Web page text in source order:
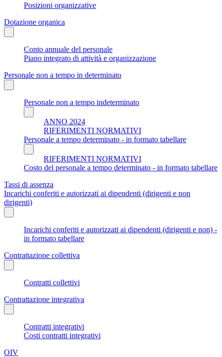
Posizioni organizzative
Dotazione organica
Conto annuale del personale
Piano integrato di attività e organizzazione
Personale non a tempo in determinato
Personale non a tempo indeterminato
ANNO 2024
RIFERIMENTI NORMATIVI
Personale a tempo determinato - in formato tabellare
RIFERIMENTI NORMATIVI
Costo del personale a tempo determinato - in formato tabellare
Tassi di assenza
Incarichi conferiti e autorizzati ai dipendenti (dirigenti e non
dirigenti)
Incarichi conferiti e autorizzati ai dipendenti (dirigenti e non) -
in formato tabellare
Contrattazione collettiva
Contratti collettivi
Contrattazione integrativa
Contratti integrativi
Costi contratti integrativi
OIV